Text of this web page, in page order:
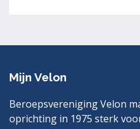
Mijn Velon
Beroepsvereniging Velon
oprichting in 1975 sterk